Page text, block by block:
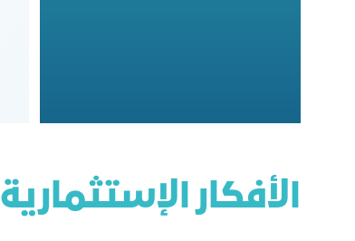
الأفكار الإستثمارية